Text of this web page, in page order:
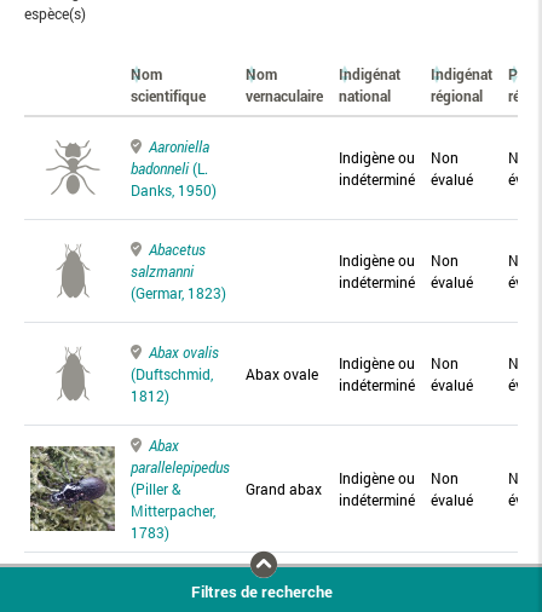
espèce(s)
Nom
scientifique
Nom
vernaculaire
Indigénat
national
Indigénat
régional
Aaroniella
badonneli(L.
Danks, 1950)
Indigène ou
indéterminé
Non
évalué
Non
Abacetus
salzmanni
(Germar, 1823)
Indigène ou
indéterminé
Non
évalué
Non
Abax ovalis
(Duftschmid,
1812)
Abax ovale
Indigène ou
indéterminé
Non
évalué
Non
Abax
parallelepipedus
(Piller &
Mitterpacher,
1783)
Grand abax
Indigène ou
indéterminé
Non
évalué
Non
Abax
Abax
Filtres de recherche